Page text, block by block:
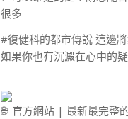
很多
#復健科的都市傳說 這邊
如果你也有沉澱在心中的
官方網站 | 最新最完整